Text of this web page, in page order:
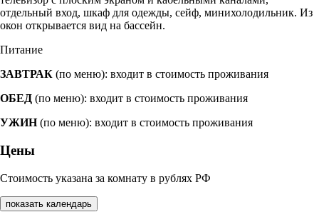
отдельный вход, шкаф для одежды, сейф, минихолодильник. Из
окон открывается вид на бассейн.
Питание
ЗАВТРАК (по меню): входит в стоимость проживания
ОБЕД (по меню): входит в стоимость проживания
УЖИН(по меню): входит в стоимость проживания
Цены
Стоимость указана за комнату в рублях РФ
показать календарь